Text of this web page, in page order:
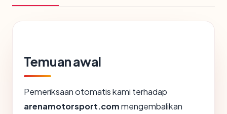
Temuan awal
Pemeriksaan otomatis kami terhadap
arenamotorsport.commengembalikan